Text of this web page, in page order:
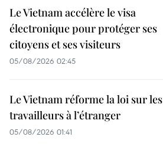
Le Vietnam accélère le visa
électronique pour protéger ses
citoyens et ses visiteurs
05/08/2026 02:45
Le Vietnam réforme la loi sur les
travailleurs à l’étranger
05/08/2026 01:41